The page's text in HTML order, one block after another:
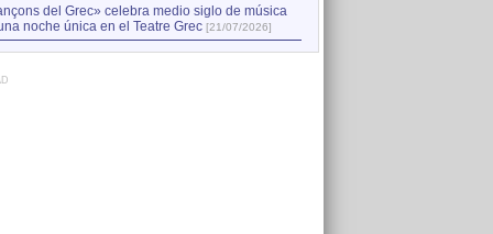
del Grec» celebra medio siglo de música
noche única en el Teatre Grec [21/07/2026]